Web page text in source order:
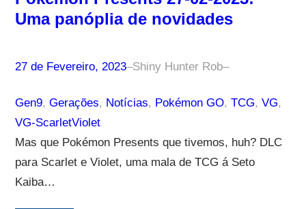
Uma panóplia de novidades
27 de Fevereiro, 2023–Shiny Hunter Rob–
Gen9, Gerações, Notícias, Pokémon GO, TCG, VG
VG-ScarletViolet
Mas que Pokémon Presents que tivemos, huh? DLC
para Scarlet e Violet, uma mala de TCG á Seto
Kaiba…